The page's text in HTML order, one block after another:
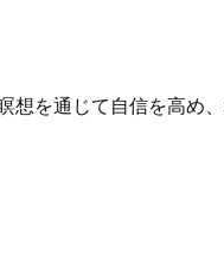
想を通じて自信を高め